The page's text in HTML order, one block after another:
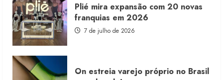
Plié mira expansão com 20 novas
franquias em 2026
7 de julho de 2026
On estreia varejo próprio no Brasil